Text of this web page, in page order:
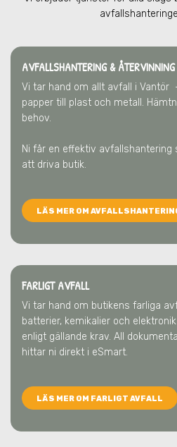
AVFALLSHANTERING & ÅTERVINNING
Vi tar hand om allt avfall i Vantör
papper till plast och metall.
behov.
Ni får en effektiv avfallshantering
att driva butik.
LÄS MER OM
FARLIGT AVFALL
Vi tar hand om butikens farliga
batterier, kemikalier och
enligt gällande krav. All
hittar ni direkt i eSmart.
LÄS MER OM FARLIGT AVFALL